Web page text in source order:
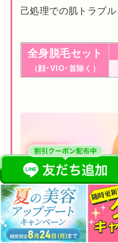
己処理での肌トラブ
全身脱毛セット
（顔･VIO･首除く）